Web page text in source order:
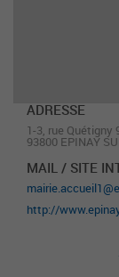
ADRESSE
1-3, rue Quétigny
93800 EPINAY
MAIL / SITE
http://